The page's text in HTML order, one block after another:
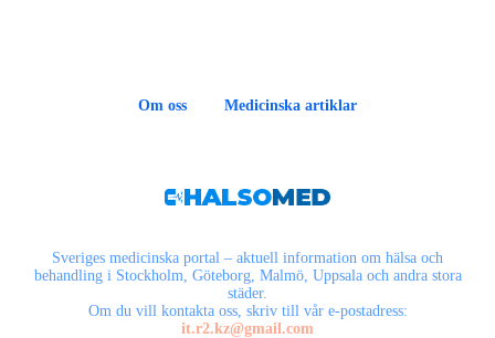
Om oss Medicinska artiklar
Sveriges medicinska portal – aktuell information om hälsa och
behandling i Stockholm, Göteborg, Malmö, Uppsala och andra stora
städer.
Om du vill kontakta oss, skriv till vår e-postadress:
it.r2.kz@gmail.com